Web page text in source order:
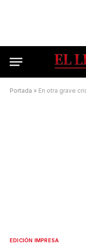
Portada » En otra grave
EDICIÓN IMPRESA